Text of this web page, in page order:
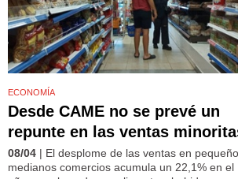
ECONOMÍA
Desde CAME no se prevé un
repunte en las ventas
08/04 | El desplome de las ventas en
medianos comercios acumula un 22,1% en el